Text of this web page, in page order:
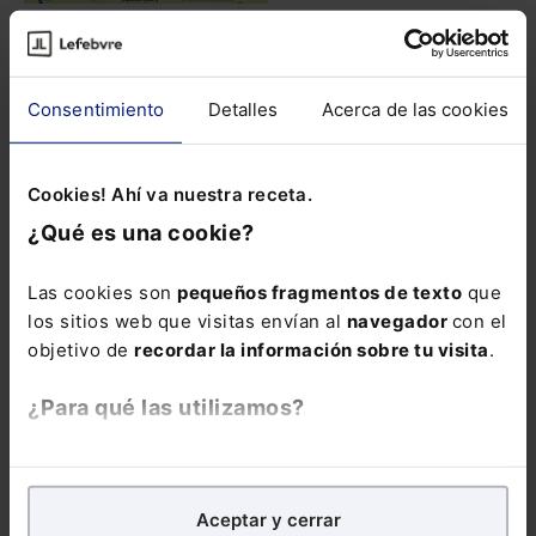
Consentimiento Detalles Acerca de las cookies
Cookies! Ahí va nuestra receta.
¿Qué es una cookie?
Las cookies son pequeños fragmentos de texto que
los sitios web que visitas envían al navegador con el
objetivo de recordar la información sobre tu visita.
¿Para qué las utilizamos?
analíticospara tratar demejorar tu experienciaen
nuestra página web. También con fines publicitarios,
Aceptar y cerrar
Modificación de
medidas en un proceso
de separación o
divorcio | Infografía
CIVIL
Leer artículo
SOCIAL
Infografía.
Leer artículo
SOCIAL